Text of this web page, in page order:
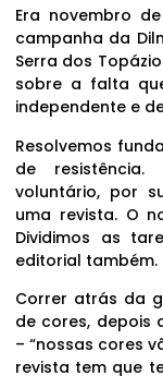
Era novembro
campanha da
Serra dos
sobre a falta
independente e
Resolvemos
de
voluntário, por
uma revista. O
Dividimos as
editorial também.
Correr atrás da
de cores, depois
– “nossas cores
revista tem que